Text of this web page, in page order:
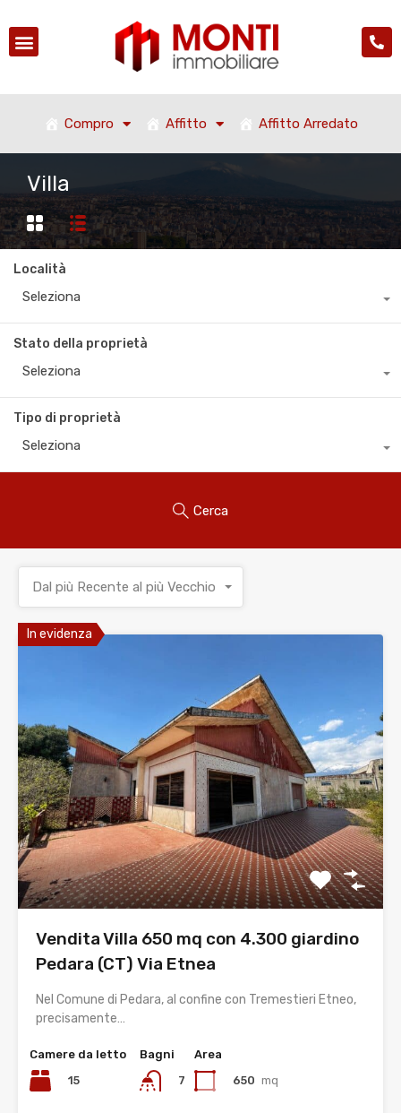
Compro Affitto Affitto Arredato
Villa
Località
Seleziona
Stato della proprietà
Seleziona
Tipo di proprietà
Seleziona
Cerca
Dal più Recente al più Vecchio
In evidenza
Vendita Villa 650 mq con 4.300 giardino
Pedara (CT) Via Etnea
Nel Comune di Pedara, al confine con Tremestieri Etneo,
precisamente…
Camere da letto
15
Bagni
7
Area
650 mq